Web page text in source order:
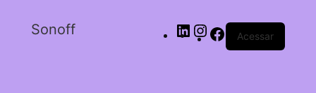
Sonoff Acessar